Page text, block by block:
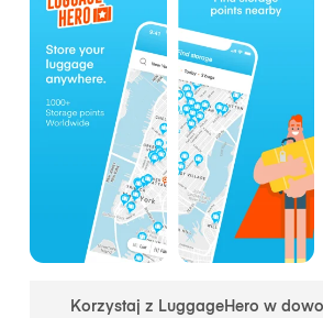
Korzystaj z LuggageHero w